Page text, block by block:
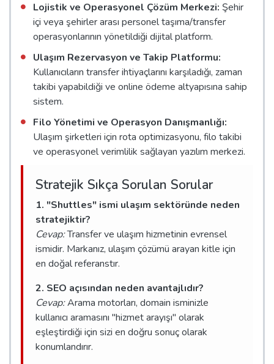
Lojistik ve Operasyonel Çözüm Merkezi: Şehir
içi veya şehirler arası personel taşıma/transfer
operasyonlarının yönetildiği dijital platform.
Ulaşım Rezervasyon ve Takip Platformu:
Kullanıcıların transfer ihtiyaçlarını karşıladığı, zaman
takibi yapabildiği ve online ödeme altyapısına sahip
sistem.
Filo Yönetimi ve Operasyon Danışmanlığı:
Ulaşım şirketleri için rota optimizasyonu, filo takibi
ve operasyonel verimlilik sağlayan yazılım merkezi.
Stratejik Sıkça Sorulan Sorular
1. "Shuttles" ismi ulaşım sektöründe neden
stratejiktir?
Cevap:Transfer ve ulaşım hizmetinin evrensel
ismidir. Markanız, ulaşım çözümü arayan kitle için
en doğal referanstır.
2. SEO açısından neden avantajlıdır?
Cevap:Arama motorları, domain isminizle
kullanıcı aramasını "hizmet arayışı" olarak
eşleştirdiği için sizi en doğru sonuç olarak
konumlandırır.